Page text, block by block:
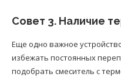
Совет 3. Наличие
Еще одно важное
избежать постоянных
подобрать смеситель с